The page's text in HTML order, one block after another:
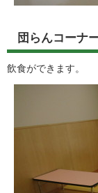
団らんコーナ
飲食ができます。